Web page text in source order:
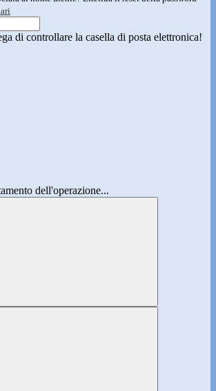
di controllare la casella di posta elettronica!
dell'operazione...